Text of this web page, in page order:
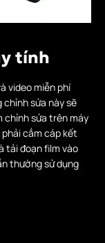
tính
video miễn phí
chỉnh sửa này sẽ
chỉnh sửa trên máy
cắm cáp kết
tải đoạn film vào
thường sử dụng